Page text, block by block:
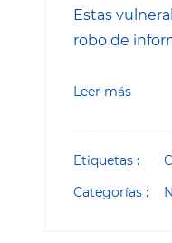
Estas
robo de
Leer más
Etiquetas :
Categorías :